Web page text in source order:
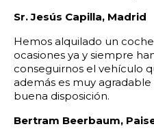
Sr. Jesús Capilla, Madrid
Hemos alquilado un
ocasiones ya y siempre
conseguirnos el vehículo
además es muy
buena disposición.
Bertram Beerbaum,